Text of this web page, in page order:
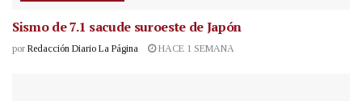
Sismo de 7.1 sacude suroeste de Japón
por Redacción Diario La Página HACE 1 SEMANA